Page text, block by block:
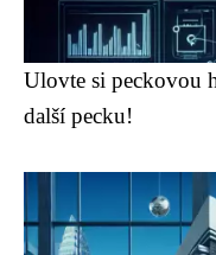
Ulovte si peckovou
další pecku!